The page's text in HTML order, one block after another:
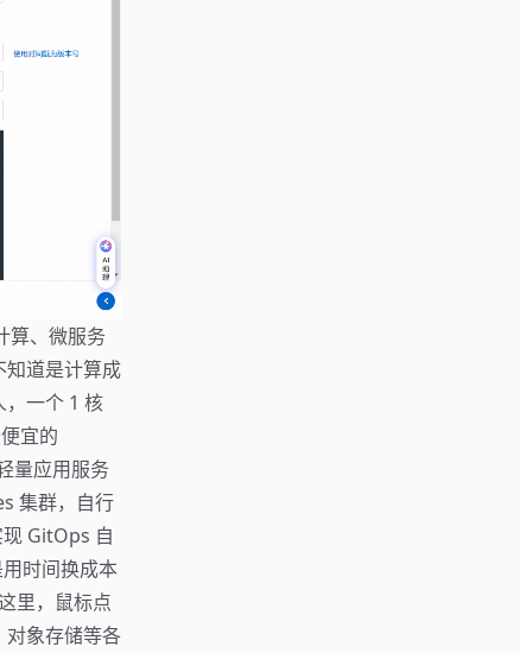
算、微服务
道是计算成
一个 1 核
宜的
量应用服务
集群，自行
GitOps 自
时间换成本
里，鼠标点
对象存储等各